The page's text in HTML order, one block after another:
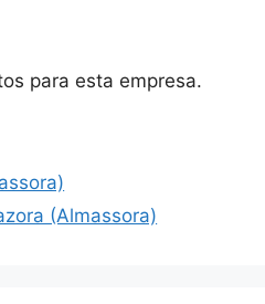
para esta empresa.
(Almassora)